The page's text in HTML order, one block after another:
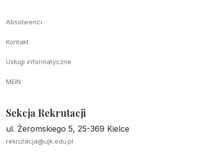
Absolwenci
Kontakt
Usługi informatyczne
MEiN
Sekcja Rekrutacji
ul. Żeromskiego 5, 25-369 Kielce
rekrutacja@ujk.edu.pl